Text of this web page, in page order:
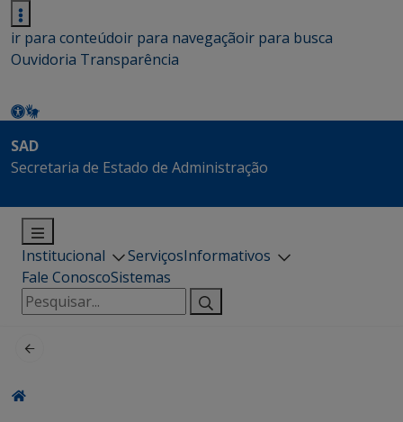
ir para conteúdoir para navegaçãoir para busca
Ouvidoria Transparência
SAD
Secretaria de Estado de Administração
Institucional ServiçosInformativos
Fale ConoscoSistemas
Pesquisar
por: